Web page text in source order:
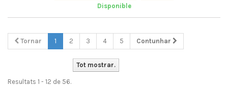
Disponible
Tornar 1 2 3 4 5 Contunhar
Tot mostrar.
Resultats 1 - 12 de 56.